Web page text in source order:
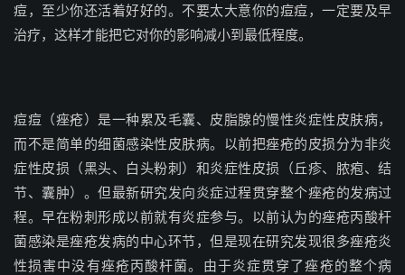
痘，至少你还活着好好的。 不要太大意你的痘痘，一定要及早
治疗，这样才能把它对你的影响减小到最低程度。
痘痘（痤疮）是一种累及毛囊、皮脂腺的慢性炎症性皮肤病，
而不是简单的细菌感染性皮肤病。以前把痤疮的皮损分为非炎
症性皮损（黑头、白头粉刺）和炎症性皮损（丘疹、脓疱、结
节、囊肿）。但最新研究发向炎症过程贯穿整个痤疮的发病过
程。早在粉刺形成以前就有炎症参与。以前认为的痤疮丙酸杆
菌感染是痤疮发病的中心环节，但是现在研究发现很多痤疮炎
性损害中没有痤疮丙酸杆菌。由于炎症贯穿了痤疮的整个病